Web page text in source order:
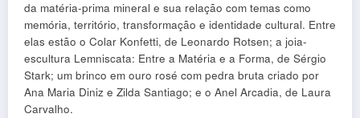
da matéria-prima mineral e sua relação com temas como
memória, território, transformação e identidade cultural. Entre
elas estão o Colar Konfetti, de Leonardo Rotsen; a joia-
escultura Lemniscata: Entre a Matéria e a Forma, de Sérgio
Stark; um brinco em ouro rosé com pedra bruta criado por
Ana Maria Diniz e Zilda Santiago; e o Anel Arcadia, de Laura
Carvalho.